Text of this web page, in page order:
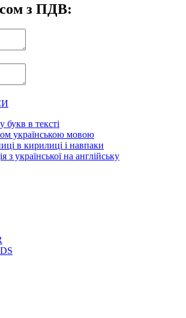
з ПДВ:
букв в тексті
українською мовою
в кирилиці і навпаки
з української на англійську